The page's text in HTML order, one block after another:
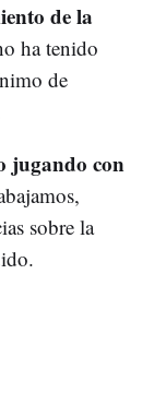
de la
ha tenido
de
jugando con
sobre la